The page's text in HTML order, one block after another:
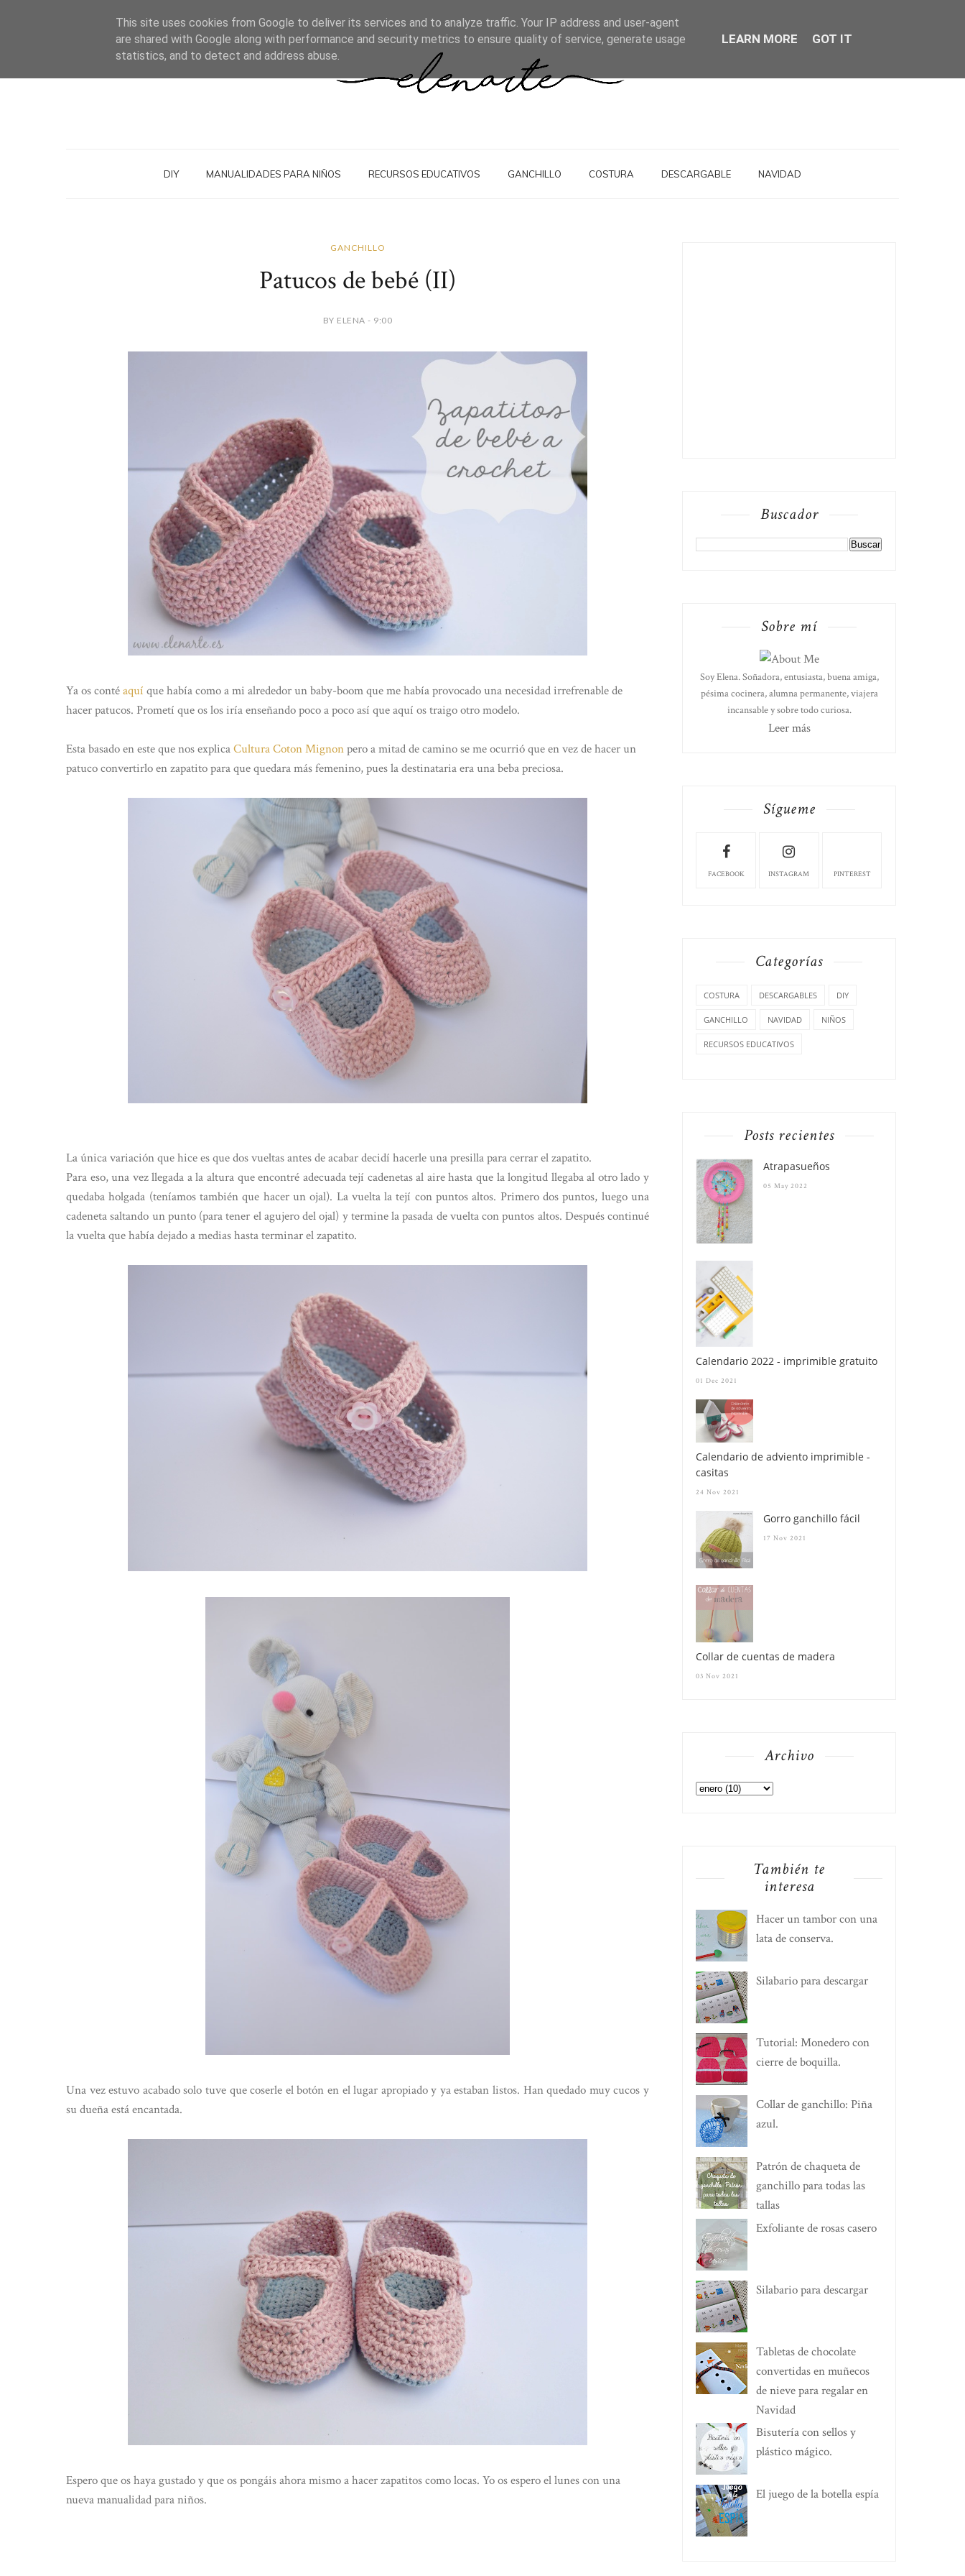
DIY MANUALIDADES PARA NIÑOS RECURSOS EDUCATIVOS GANCHILLO COSTURA DESCARGABLE NAVIDAD
GANCHILLO
Patucos de bebé (II)
BY ELENA - 9:00
Ya os contéaquí que había como a mi alrededor un baby-boom que me había provocado una necesidad irrefrenable de
hacer patucos. Prometí que os los iría enseñando poco a poco así que aquí os traigo otro modelo.
Esta basado en este que nos explicaCultura Coton Mignonpero a mitad de camino se me ocurrió que en vez de hacer un
patuco convertirlo en zapatito para que quedara más femenino, pues la destinataria era una beba preciosa.
La única variación que hice es que dos vueltas antes de acabar decidí hacerle una presilla para cerrar el zapatito.
Para eso, una vez llegada a la altura que encontré adecuada tejí cadenetas al aire hasta que la longitud llegaba al otro lado y
quedaba holgada (teníamos también que hacer un ojal). La vuelta la tejí con puntos altos. Primero dos puntos, luego una
cadeneta saltando un punto (para tener el agujero del ojal) y termine la pasada de vuelta con puntos altos. Después continué
la vuelta que había dejado a medias hasta terminar el zapatito.
Una vez estuvo acabado solo tuve que coserle el botón en el lugar apropiado y ya estaban listos. Han quedado muy cucos y
su dueña está encantada.
Espero que os haya gustado y que os pongáis ahora mismo a hacer zapatitos como locas. Yo os espero el lunes con una
nueva manualidad para niños.
Buscador
Sobre mí
Soy Elena. Soñadora, entusiasta, buena amiga,
pésima cocinera, alumna permanente, viajera
incansable y sobre todo curiosa.
Leer más
Sígueme
FACEBOOK INSTAGRAM PINTEREST
Categorías
COSTURA DESCARGABLES DIY
GANCHILLO NAVIDAD NIÑOS
RECURSOS EDUCATIVOS
Posts recientes
Atrapasueños
05 May 2022
Calendario 2022 - imprimible gratuito
01 Dec 2021
Calendario de adviento imprimible -
casitas
24 Nov 2021
Gorro ganchillo fácil
17 Nov 2021
Collar de cuentas de madera
03 Nov 2021
Archivo
También te
interesa
Hacer un tambor con una
lata de conserva.
Silabario para descargar
Tutorial: Monedero con
cierre de boquilla.
Collar de ganchillo: Piña
azul.
Patrón de chaqueta de
ganchillo para todas las
tallas
Exfoliante de rosas casero
Silabario para descargar
Tabletas de chocolate
convertidas en muñecos
de nieve para regalar en
Navidad
Bisutería con sellos y
plástico mágico.
El juego de la botella espía
This site uses cookies from Google to deliver its services and to analyze traffic. Your IP address and user-agent
are shared with Google along with performance and security metrics to ensure quality of service, generate usage
statistics, and to detect and address abuse.
LEARN MORE GOT IT